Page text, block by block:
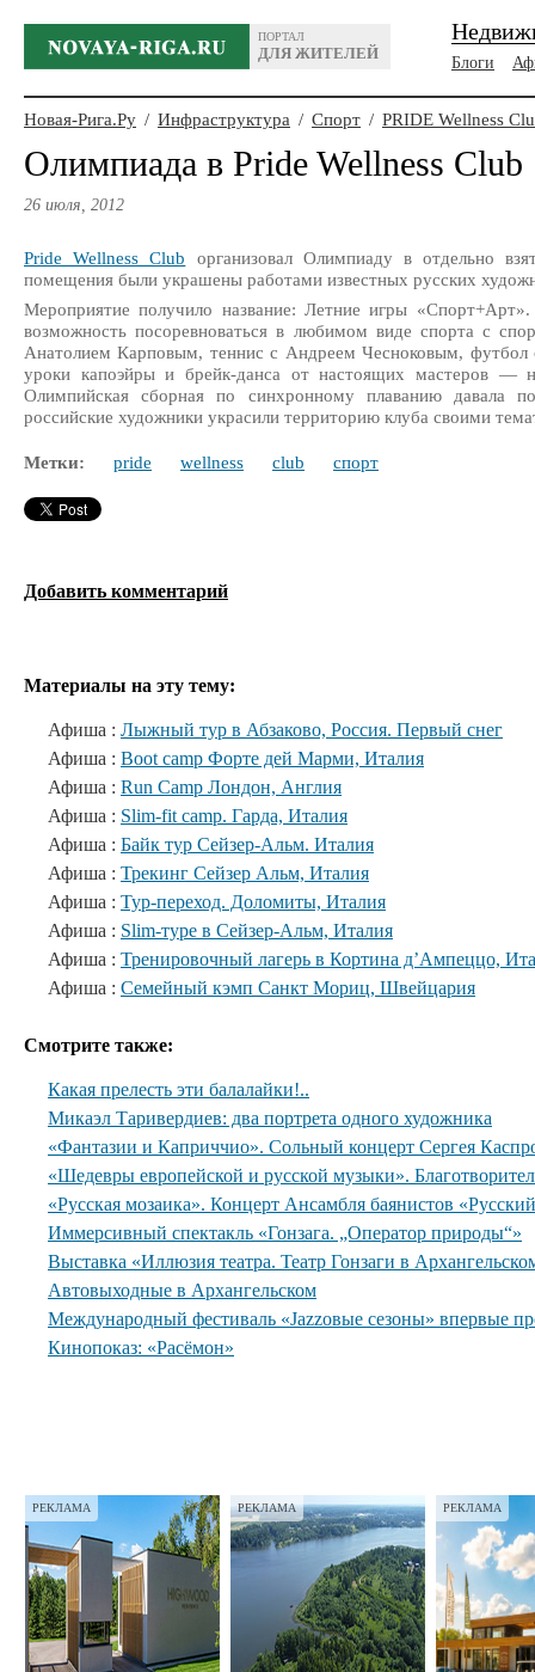
ПОРТАЛ
ДЛЯ ЖИТЕЛЕЙ
Блоги
Новая-Рига.Ру / Инфраструктура / Спорт / PRIDE Wellness
Олимпиада в Pride Wellness Club
26 июля, 2012
Pride Wellness Club организовал Олимпиаду в отдельно
помещения были украшены работами известных русских
Мероприятие получило название: Летние игры
возможность посоревноваться в любимом виде спорта с
Анатолием Карповым, теннис с Андреем Чесноковым, футбол
уроки капоэйры и брейк-данса от настоящих мастеров
Олимпийская сборная по синхронному плаванию давала
российские художники украсили территорию клуба своими
Метки: pride wellness club спорт
Добавить комментарий
Материалы на эту тему:
Афиша : Лыжный тур в Абзаково, Россия. Первый снег
Афиша : Boot camp Форте дей Марми, Италия
Афиша : Run Camp Лондон, Англия
Афиша : Slim-fit camp. Гарда, Италия
Афиша : Байк тур Сейзер-Альм. Италия
Афиша : Трекинг Сейзер Альм, Италия
Афиша : Тур-переход. Доломиты, Италия
Афиша : Slim-туре в Сейзер-Альм, Италия
Афиша : Тренировочный лагерь в Кортина д’Ампеццо,
Афиша : Семейный кэмп Санкт Мориц, Швейцария
Смотрите также:
Какая прелесть эти балалайки!..
Микаэл Таривердиев: два портрета одного художника
«Фантазии и Каприччио». Сольный концерт Сергея
«Шедевры европейской и русской музыки».
«Русская мозаика». Концерт Ансамбля баянистов
Иммерсивный спектакль «Гонзага. „Оператор природы“»
Выставка «Иллюзия театра. Театр Гонзаги в
Автовыходные в Архангельском
Международный фестиваль «Jazzовые сезоны» впервые
Кинопоказ: «Расёмон»
РЕКЛАМА РЕКЛАМА РЕКЛАМА